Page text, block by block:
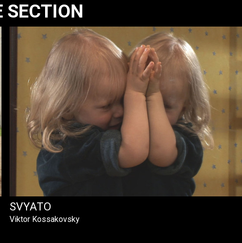
SECTION
SVYATO
Viktor Kossakovsky